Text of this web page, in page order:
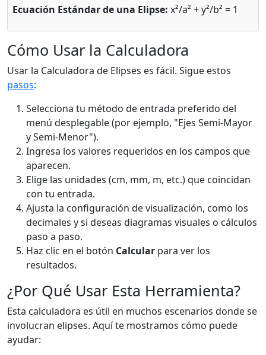
Ecuación Estándar de una Elipse: x²/a² + y²/b² = 1
Cómo Usar la Calculadora
Usar la Calculadora de Elipses es fácil. Sigue estos
pasos:
Selecciona tu método de entrada preferido del
menú desplegable (por ejemplo, "Ejes Semi-Mayor
y Semi-Menor").
Ingresa los valores requeridos en los campos que
aparecen.
Elige las unidades (cm, mm, m, etc.) que coincidan
con tu entrada.
Ajusta la configuración de visualización, como los
decimales y si deseas diagramas visuales o cálculos
paso a paso.
Haz clic en el botón Calcular para ver los
resultados.
¿Por Qué Usar Esta Herramienta?
Esta calculadora es útil en muchos escenarios donde se
involucran elipses. Aquí te mostramos cómo puede
ayudar: